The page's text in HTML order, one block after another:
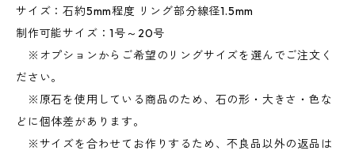
サイズ：石約5mm程度 リング部分線径1.5mm
制作可能サイズ：1号～20号
※オプションからご希望のリングサイズを選んでご注文く
ださい。
※原石を使用している商品のため、石の形・大きさ・色な
どに個体差があります。
※サイズを合わせてお作りするため、不良品以外の返品は